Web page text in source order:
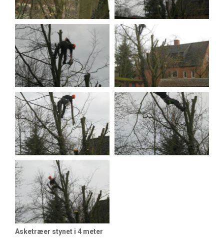
Asketræer stynet i 4 meter